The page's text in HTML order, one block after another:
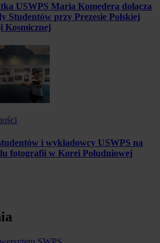
USWPS Maria Komędera dołącza
Studentów przy Prezesie Polskiej
Kosmicznej
i wykładowcy USWPS na
fotografii w Korei Południowej